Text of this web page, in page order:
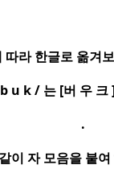
따라 한글로 옮겨
u k / 는 [버 우 크
.
이 자 모음을 붙